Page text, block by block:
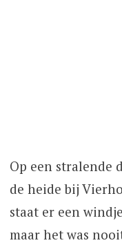
Op een stralende
de heide bij
staat er een
maar het was